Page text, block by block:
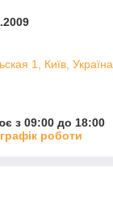
1, Київ, Україна
з 09:00 до 18:00
роботи